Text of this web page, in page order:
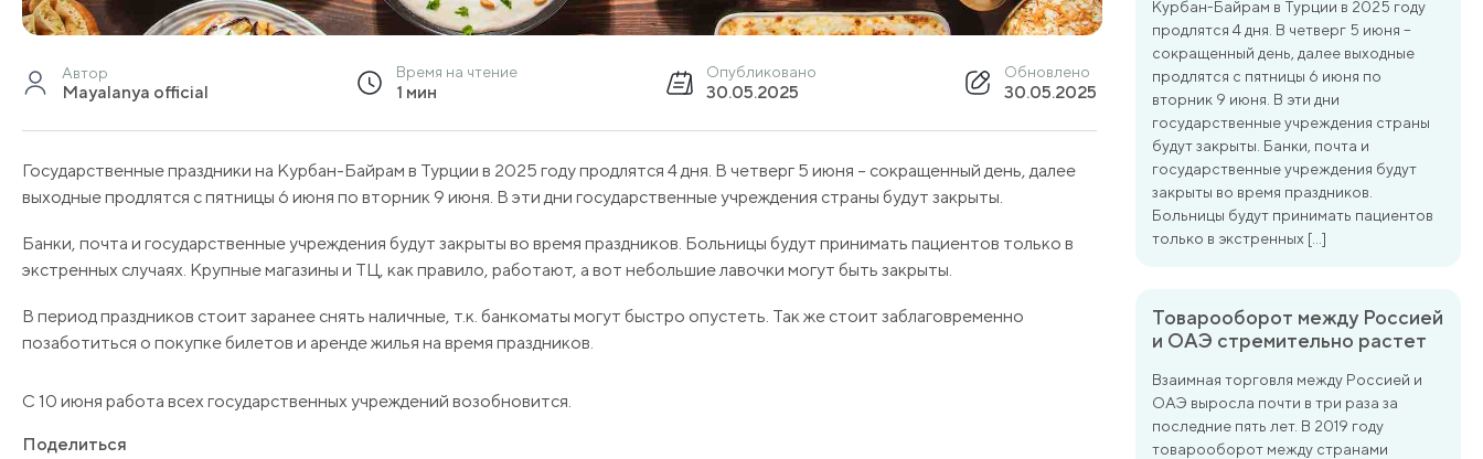
Автор
Mayalanya official
Время на чтение
1 мин
Опубликовано
30.05.2025
Обновлено
30.05.2025
Государственные праздники на Курбан-Байрам в Турции в 2025 году продлятся 4 дня. В четверг 5 июня – сокращенный день, далее
выходные продлятся с пятницы 6 июня по вторник 9 июня. В эти дни государственные учреждения страны будут закрыты.
Банки, почта и государственные учреждения будут закрыты во время праздников. Больницы будут принимать пациентов только в
экстренных случаях. Крупные магазины и ТЦ, как правило, работают, а вот небольшие лавочки могут быть закрыты.
В период праздников стоит заранее снять наличные, т.к. банкоматы могут быстро опустеть. Так же стоит заблаговременно
позаботиться о покупке билетов и аренде жилья на время праздников.
С 10 июня работа всех государственных учреждений возобновится.
Поделиться
Курбан-Байрам в Турции в 2025 году
продлятся 4 дня. В четверг 5 июня –
сокращенный день, далее выходные
продлятся с пятницы 6 июня по
вторник 9 июня. В эти дни
государственные учреждения страны
будут закрыты. Банки, почта и
государственные учреждения будут
закрыты во время праздников.
Больницы будут принимать пациентов
только в экстренных […]
Товарооборот между Россией
и ОАЭ стремительно растет
Взаимная торговля между Россией и
ОАЭ выросла почти в три раза за
последние пять лет. В 2019 году
товарооборот между странами